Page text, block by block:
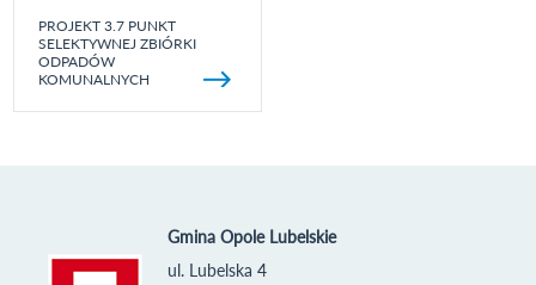
PROJEKT 3.7 PUNKT
SELEKTYWNEJ ZBIÓRKI
ODPADÓW
KOMUNALNYCH
Gmina Opole Lubelskie
ul. Lubelska 4